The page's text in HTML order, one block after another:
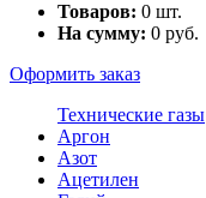
Товаров: 0 шт.
На сумму: 0 руб.
Оформить заказ
Технические газы
Аргон
Азот
Ацетилен